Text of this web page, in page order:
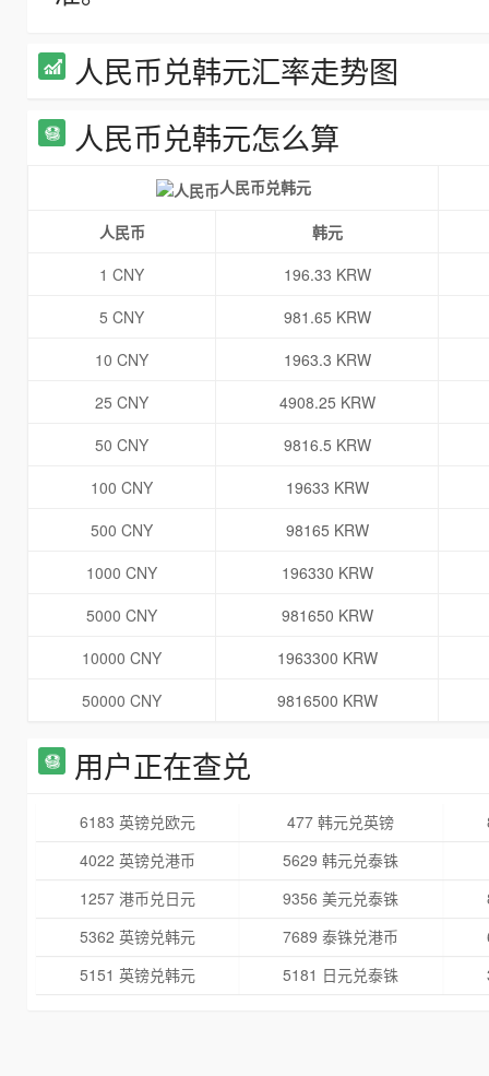
人民币兑韩元汇率走势图
人民币兑韩元怎么算
人民币兑韩元
人民币
韩元
1 CNY
196.33 KRW
5 CNY
981.65 KRW
10 CNY
1963.3 KRW
25 CNY
4908.25 KRW
50 CNY
9816.5 KRW
100 CNY
19633 KRW
500 CNY
98165 KRW
1000 CNY
196330 KRW
5000 CNY
981650 KRW
10000 CNY
1963300 KRW
50000 CNY
9816500 KRW
用户正在查兑
6183 英镑兑欧元 477 韩元兑英镑
4022 英镑兑港币
5629 韩元兑泰铢
1257 港币兑日元
9356 美元兑泰铢
5362 英镑兑韩元
7689 泰铢兑港币
5151 英镑兑韩元
5181 日元兑泰铢